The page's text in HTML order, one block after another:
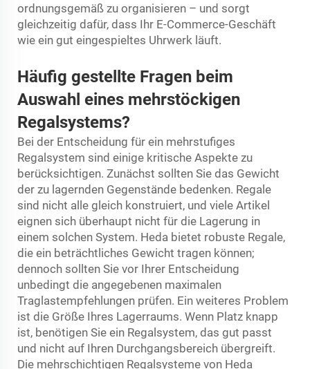
ordnungsgemäß zu organisieren – und sorgt
gleichzeitig dafür, dass Ihr E-Commerce-Geschäft
wie ein gut eingespieltes Uhrwerk läuft.
Häufig gestellte Fragen beim
Auswahl eines mehrstöckigen
Regalsystems?
Bei der Entscheidung für ein mehrstufiges
Regalsystem sind einige kritische Aspekte zu
berücksichtigen. Zunächst sollten Sie das Gewicht
der zu lagernden Gegenstände bedenken. Regale
sind nicht alle gleich konstruiert, und viele Artikel
eignen sich überhaupt nicht für die Lagerung in
einem solchen System. Heda bietet robuste Regale,
die ein beträchtliches Gewicht tragen können;
dennoch sollten Sie vor Ihrer Entscheidung
unbedingt die angegebenen maximalen
Traglastempfehlungen prüfen. Ein weiteres Problem
ist die Größe Ihres Lagerraums. Wenn Platz knapp
ist, benötigen Sie ein Regalsystem, das gut passt
und nicht auf Ihren Durchgangsbereich übergreift.
Die mehrschichtigen Regalsysteme von Heda